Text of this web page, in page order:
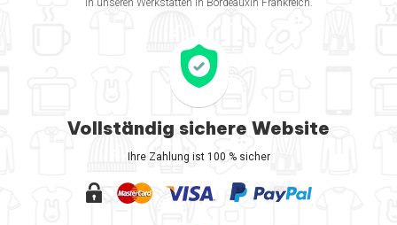
in unseren Werkstätten in Bordeauxin Frankreich.
Vollständig sichere Website
Ihre Zahlung ist 100 % sicher